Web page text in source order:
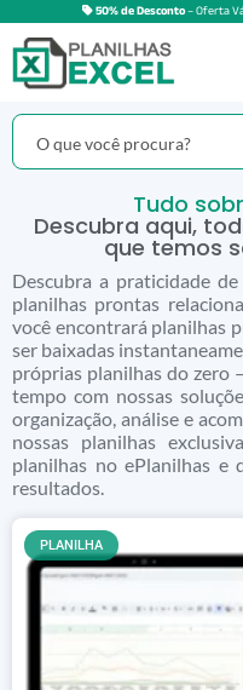
50% de Desconto– Oferta
Tudo
Descubra aqui,
que temos
Descubra a praticidade
planilhas prontas
você encontrará planilhas
ser baixadas
próprias planilhas do zero
tempo com nossas
organização, análise e
nossas planilhas
planilhas no ePlanilhas e
resultados.
PLANILHA